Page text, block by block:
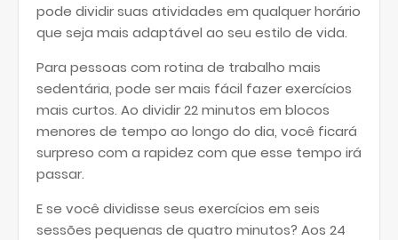
pode dividir suas atividades em qualquer horário
que seja mais adaptável ao seu estilo de vida.
Para pessoas com rotina de trabalho mais
sedentária, pode ser mais fácil fazer exercícios
mais curtos. Ao dividir 22 minutos em blocos
menores de tempo ao longo do dia, você ficará
surpreso com a rapidez com que esse tempo irá
passar.
E se você dividisse seus exercícios em seis
sessões pequenas de quatro minutos? Aos 24